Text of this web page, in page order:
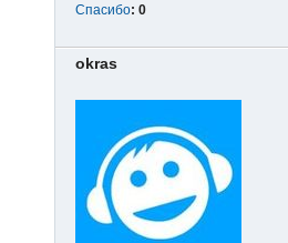
Спасибо: 0
okras